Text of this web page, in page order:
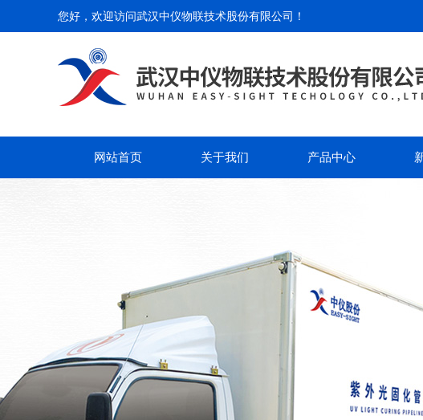
您好，欢迎访问武汉中仪物联技术股份有限公司 ！
网站首页 关于我们 产品中心